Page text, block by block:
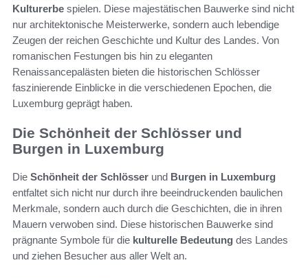
Kulturerbe spielen. Diese majestätischen Bauwerke sind nicht
nur architektonische Meisterwerke, sondern auch lebendige
Zeugen der reichen Geschichte und Kultur des Landes. Von
romanischen Festungen bis hin zu eleganten
Renaissancepalästen bieten die historischen Schlösser
faszinierende Einblicke in die verschiedenen Epochen, die
Luxemburg geprägt haben.
Die Schönheit der Schlösser und
Burgen in Luxemburg
Die Schönheit der Schlösser und Burgen in Luxemburg
entfaltet sich nicht nur durch ihre beeindruckenden baulichen
Merkmale, sondern auch durch die Geschichten, die in ihren
Mauern verwoben sind. Diese historischen Bauwerke sind
prägnante Symbole für die kulturelle Bedeutung des Landes
und ziehen Besucher aus aller Welt an.